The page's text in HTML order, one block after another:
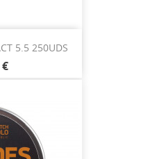
5.5 250UDS